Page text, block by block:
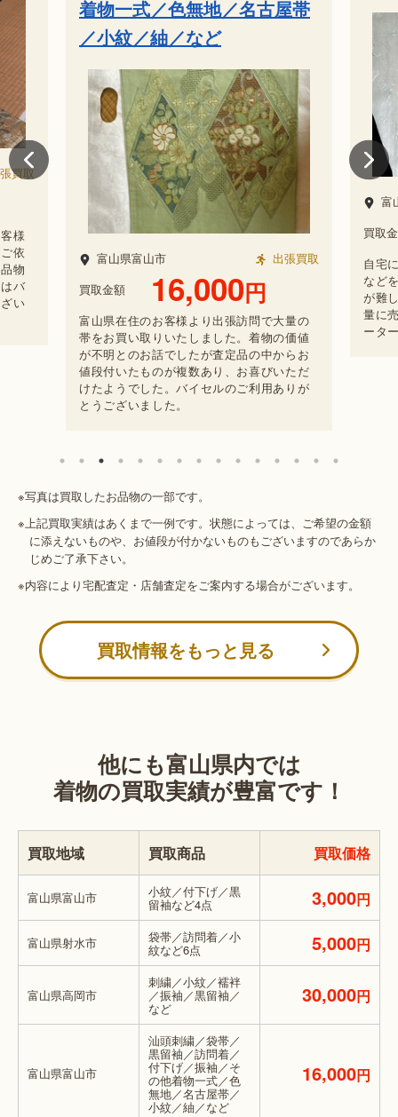
買取
様
依
物
バ
い
着物一式／色無地／名古屋帯
／小紋／紬／など
富山県富山市
出張買取
買取金額
16,000円
富山県在住のお客様より出張訪問で大量の
帯をお買い取りいたしました。着物の価値
が不明とのお話でしたが査定品の中からお
値段付いたものが複数あり、お喜びいただ
けたようでした。バイセルのご利用ありが
とうございました。
富
買取
自宅
など
が難
量に
ータ
※写真は買取したお品物の一部です。
※上記買取実績はあくまで一例です。状態によっては、ご希望の金額
に添えないものや、お値段が付かないものもございますのであらか
じめご了承下さい。
※内容により宅配査定・店舗査定をご案内する場合がございます。
買取情報をもっと見る
他にも富山県内では
着物の買取実績が豊富です！
買取地域 買取商品 買取価格
富山県富山市 小紋／付下げ／黒
留袖など4点 3,000円
富山県射水市 袋帯／訪問着／小
紋など6点 5,000円
富山県高岡市
刺繍／小紋／襦袢
／振袖／黒留袖／
など
30,000円
富山県富山市
汕頭刺繍／袋帯／
黒留袖／訪問着／
付下げ／振袖／そ
の他着物一式／色
無地／名古屋帯／
小紋／紬／など
16,000円